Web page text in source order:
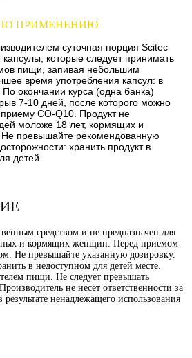
ПРИМЕНЕНИЮ
суточная порция Scitec
которые следует принимать
пищи, запивая небольшим
время употребления капсул: в
окончании курса (одна банка)
7-10 дней, после которого можно
CO-Q10. Продукт не
моложе 18 лет, кормящих и
превышайте рекомендованную
хранить продукт в
детей.
средством и не предназначен для
и кормящих женщин. Перед приемом
Не превышайте указанную дозировку.
в недоступном для детей месте.
пищи. Не следует превышать
не несёт ответственности за
ненадлежащего использования